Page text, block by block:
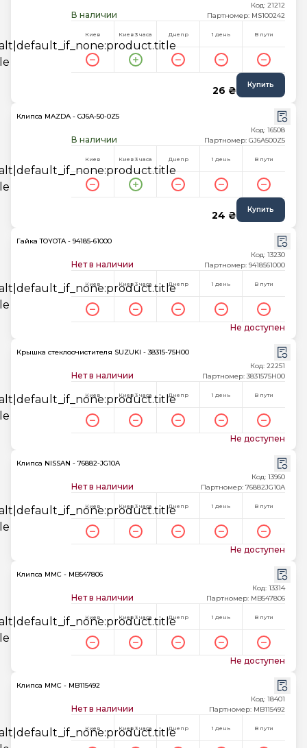
В наличии
Код: 21212
Партномер: MS100242
Киев Киев 3 часа Днепр 1 день В пути
26 ₴ Купить
Клипса MAZDA - GJ6A-50-0Z5
В наличии
Код: 16508
Партномер: GJ6A500Z5
Киев Киев 3 часа Днепр 1 день В пути
24 ₴ Купить
Гайка TOYOTA - 94185-61000
Нет в наличии
Код: 13230
Партномер: 9418561000
Киев Киев 3 часа Днепр 1 день В пути
Не доступен
Крышка стеклоочистителя SUZUKI - 38315-75H00
Нет в наличии
Код: 22251
Партномер: 3831575H00
Киев Киев 3 часа Днепр 1 день В пути
Не доступен
Клипса NISSAN - 76882-JG10A
Нет в наличии
Код: 13960
Партномер: 76882JG10A
Киев Киев 3 часа Днепр 1 день В пути
Не доступен
Клипса MMC - MB547806
Нет в наличии
Код: 13314
Партномер: MB547806
Киев Киев 3 часа Днепр 1 день В пути
Не доступен
Клипса MMC - MB115492
Нет в наличии
Код: 18401
Партномер: MB115492
Киев Киев 3 часа Днепр 1 день В пути